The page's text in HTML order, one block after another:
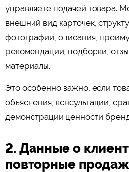
управляете подачей товара.
внешний вид карточек,
фотографии, описания,
рекомендации, подборки,
материалы.
Это особенно важно, если
объяснения, консультации,
демонстрации ценности
2. Данные о
повторные